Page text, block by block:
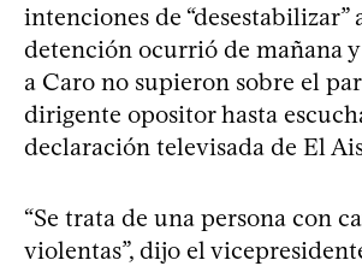
intenciones de “desestabilizar”
detención ocurrió de mañana
a Caro no supieron sobre el
dirigente opositor hasta
declaración televisada de El
“Se trata de una persona con
violentas”, dijo el